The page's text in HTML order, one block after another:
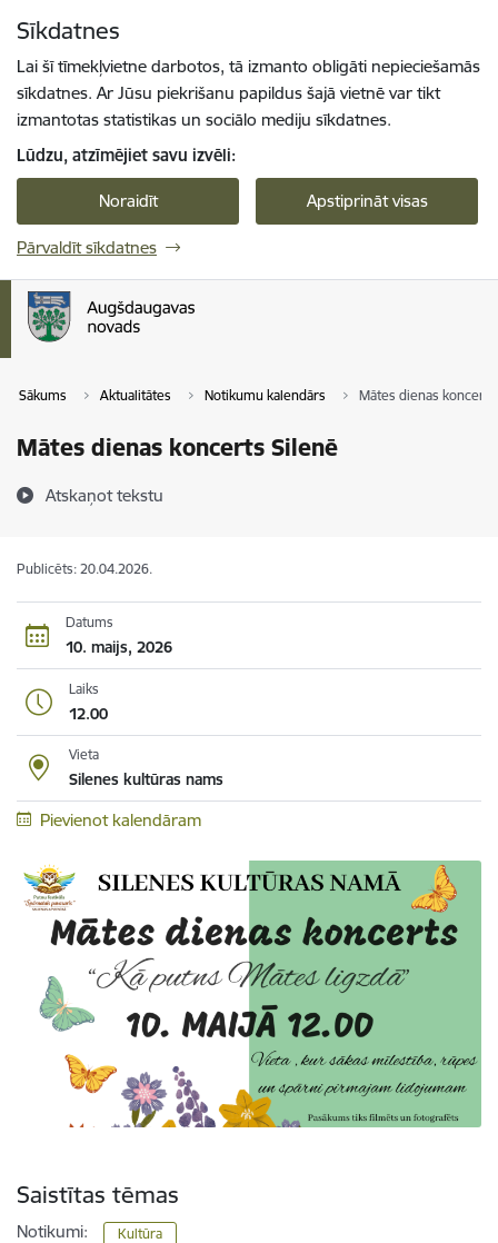
Sīkdatnes
Lai šī tīmekļvietne darbotos, tā izmanto obligāti nepieciešamās
sīkdatnes. Ar Jūsu piekrišanu papildus šajā vietnē var tikt
izmantotas statistikas un sociālo mediju sīkdatnes.
Lūdzu, atzīmējiet savu izvēli:
Noraidīt Apstiprināt visas
Pārvaldīt sīkdatnes
Sākums Aktualitātes Notikumu kalendārs Mātes dienas
Mātes dienas koncerts Silenē
Atskaņot tekstu
Publicēts: 20.04.2026.
Datums
10. maijs, 2026
Laiks
12.00
Vieta
Silenes kultūras nams
Pievienot kalendāram
Saistītas tēmas
Notikumi: Kultūra